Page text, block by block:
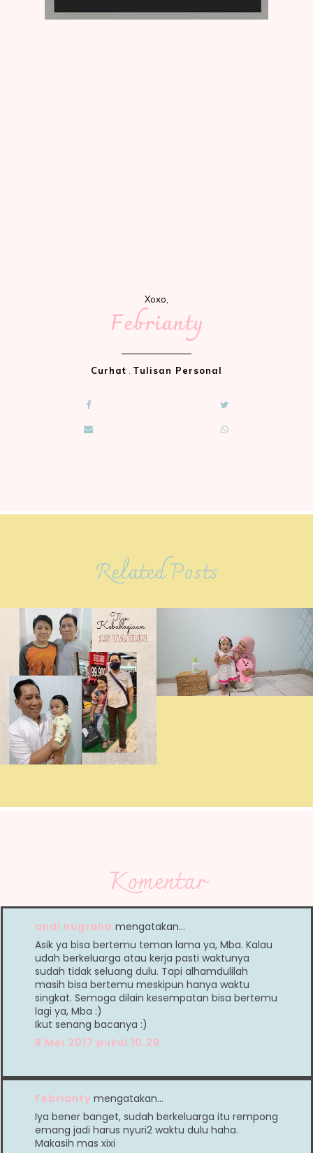
Xoxo,
Febrianty
Curhat . Tulisan Personal
Related Posts
Komentar
andi nugraha mengatakan…
Asik ya bisa bertemu teman lama ya, Mba. Kalau
udah berkeluarga atau kerja pasti waktunya
sudah tidak seluang dulu. Tapi alhamdulilah
masih bisa bertemu meskipun hanya waktu
singkat. Semoga dilain kesempatan bisa bertemu
lagi ya, Mba :)
Ikut senang bacanya :)
8 Mei 2017 pukul 10.29
Febrianty mengatakan…
Iya bener banget, sudah berkeluarga itu rempong
emang jadi harus nyuri2 waktu dulu haha.
Makasih mas xixi